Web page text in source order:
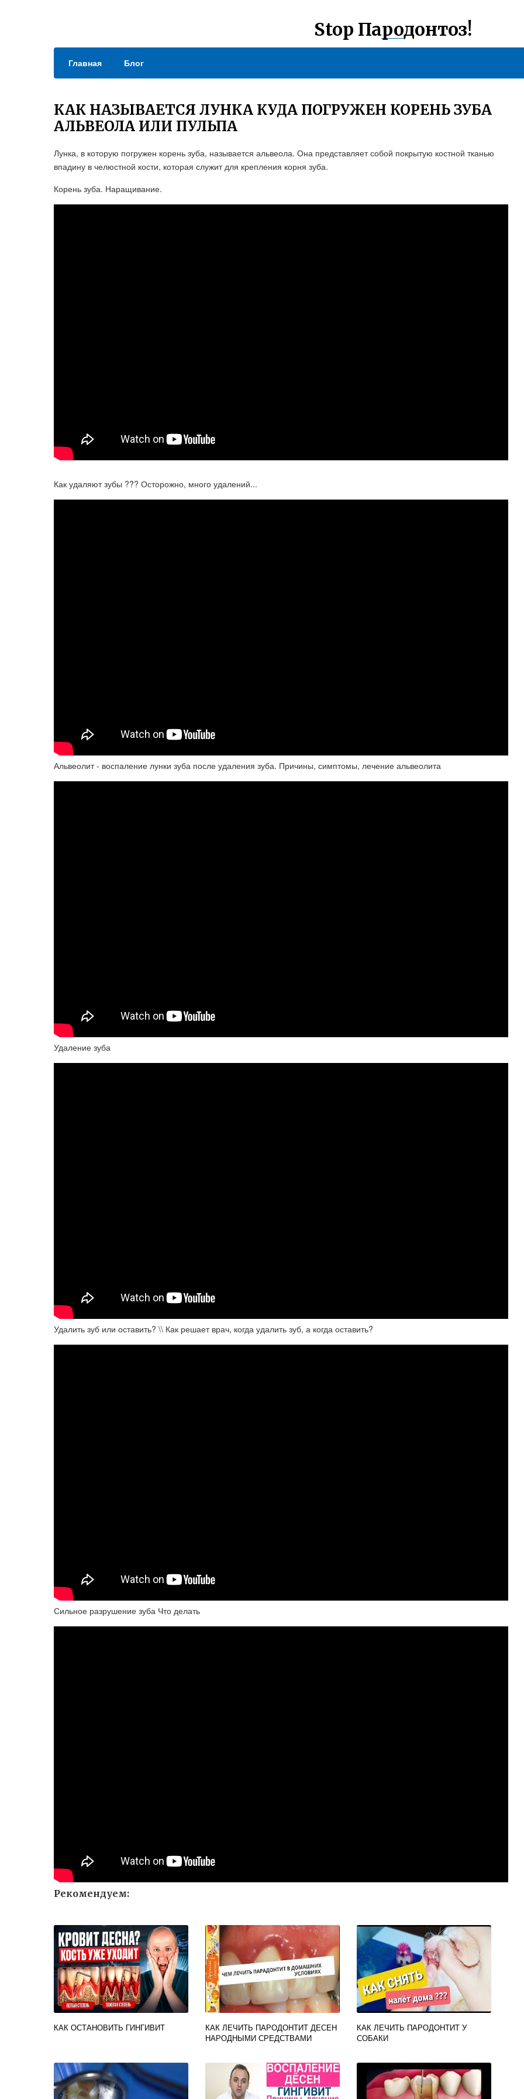
Stop Пародонтоз!
Главная Блог
КАК НАЗЫВАЕТСЯ ЛУНКА КУДА ПОГРУЖЕН КОРЕНЬ ЗУБА
АЛЬВЕОЛА ИЛИ ПУЛЬПА
Лунка, в которую погружен корень зуба, называется альвеола. Она представляет собой покрытую костной тканью
впадину в челюстной кости, которая служит для крепления корня зуба.
Корень зуба. Наращивание.
Как удаляют зубы ??? Осторожно, много удалений...
Альвеолит - воспаление лунки зуба после удаления зуба. Причины, симптомы, лечение альвеолита
Удаление зуба
Удалить зуб или оставить? \\ Как решает врач, когда удалить зуб, а когда оставить?
Сильное разрушение зуба Что делать
Рекомендуем:
КАК ОСТАНОВИТЬ ГИНГИВИТ
КАК ЛЕЧИТЬ ПАРОДОНТИТ ДЕСЕН
НАРОДНЫМИ СРЕДСТВАМИ
КАК ЛЕЧИТЬ ПАРОДОНТИТ У
СОБАКИ